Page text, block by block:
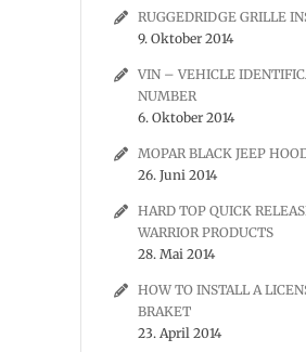
RUGGEDRIDGE GRILLE
9. Oktober 2014
VIN – VEHICLE
NUMBER
6. Oktober 2014
MOPAR BLACK JEEP
26. Juni 2014
HARD TOP QUICK
WARRIOR PRODUCTS
28. Mai 2014
HOW TO INSTALL A
BRAKET
23. April 2014